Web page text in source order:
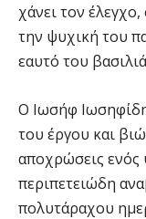
χάνει τον
την ψυχική του
εαυτό του
Ο Ιωσήφ
του έργου και
αποχρώσεις
περιπετειώδη
πολυτάραχου